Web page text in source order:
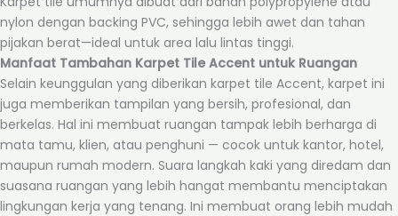
nylon dengan backing PVC, sehingga lebih awet dan tahan
pijakan berat—ideal untuk area lalu lintas tinggi.
Manfaat Tambahan Karpet Tile Accent untuk Ruangan
Selain keunggulan yang diberikan karpet tile Accent, karpet ini
juga memberikan tampilan yang bersih, profesional, dan
berkelas. Hal ini membuat ruangan tampak lebih berharga di
mata tamu, klien, atau penghuni — cocok untuk kantor, hotel,
maupun rumah modern. Suara langkah kaki yang diredam dan
suasana ruangan yang lebih hangat membantu menciptakan
lingkungan kerja yang tenang. Ini membuat orang lebih mudah